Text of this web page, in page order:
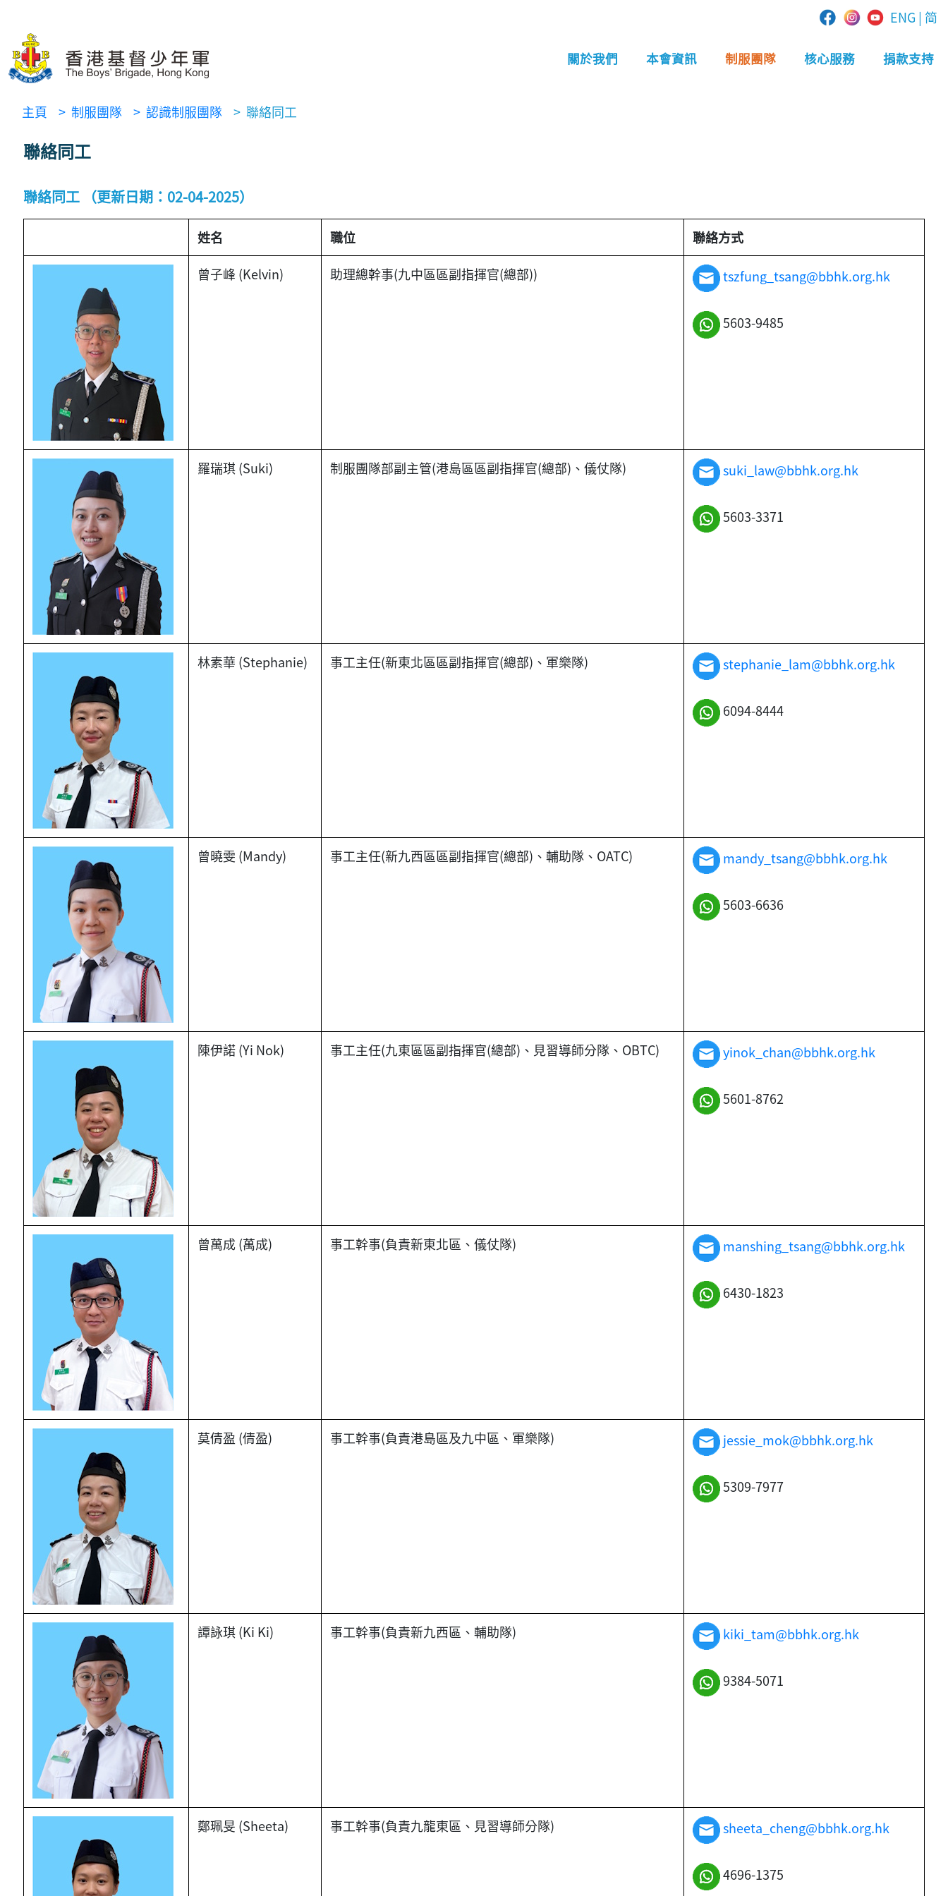
ENG | 简
關於我們 本會資訊 制服團隊 核心服務 捐款支持
主頁 > 制服團隊 > 認識制服團隊 > 聯絡同工
聯絡同工
聯絡同工 （更新日期：02-04-2025）
姓名 職位
聯絡方式
曾子峰 (Kelvin)
助理總幹事(九中區區副指揮官(總部)) tszfung_tsang@bbhk.org.hk
5603-9485
羅瑞琪 (Suki) 制服團隊部副主管(港島區區副指揮官(總部)、儀仗隊) suki_law@bbhk.org.hk
5603-3371
林素華 (Stephanie) 事工主任(新東北區區副指揮官(總部)、軍樂隊) stephanie_lam@bbhk.org.hk
6094-8444
曾曉雯 (Mandy) 事工主任(新九西區區副指揮官(總部)、輔助隊、OATC) mandy_tsang@bbhk.org.hk
5603-6636
陳伊諾 (Yi Nok) 事工主任(九東區區副指揮官(總部)、見習導師分隊、OBTC) yinok_chan@bbhk.org.hk
5601-8762
曾萬成 (萬成) 事工幹事(負責新東北區、儀仗隊) manshing_tsang@bbhk.org.hk
6430-1823
莫倩盈 (倩盈) 事工幹事(負責港島區及九中區、軍樂隊) jessie_mok@bbhk.org.hk
5309-7977
譚詠琪 (Ki Ki) 事工幹事(負責新九西區、輔助隊) kiki_tam@bbhk.org.hk
9384-5071
鄭珮旻 (Sheeta) 事工幹事(負責九龍東區、見習導師分隊) sheeta_cheng@bbhk.org.hk
4696-1375